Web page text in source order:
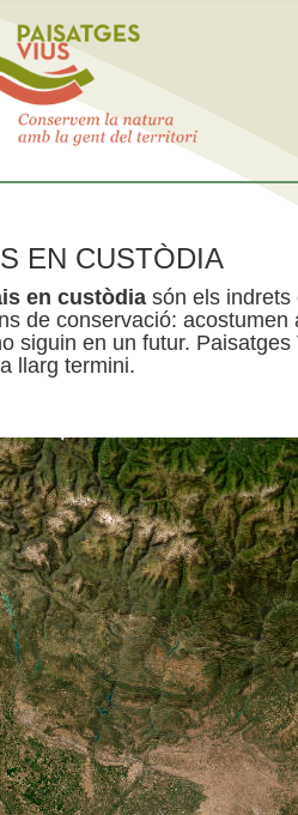
EN CUSTÒDIA
en custòdia són els indrets
de conservació:
siguin en un futur.
llarg termini.